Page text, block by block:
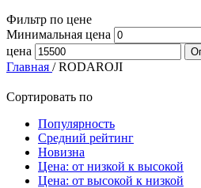
Фильтр по цене
Минимальная цена
цена
Главная / RODAROJI
Сортировать по
Популярность
Средний рейтинг
Новизна
Цена: от низкой к высокой
Цена: от высокой к низкой